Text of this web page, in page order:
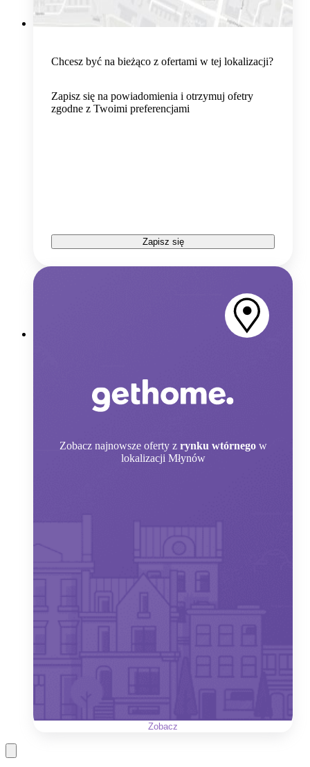
Chcesz być na bieżąco z ofertami w tej lokalizacji?
Zapisz się na powiadomienia i otrzymuj ofetry
zgodne z Twoimi preferencjami
Zapisz się
Zobacz najnowsze oferty z rynku wtórnego w
lokalizacji Młynów
Zobacz